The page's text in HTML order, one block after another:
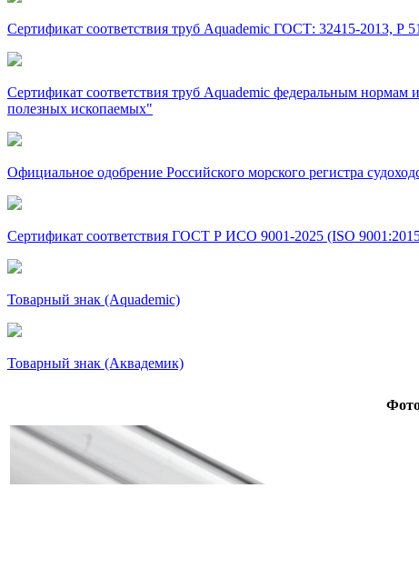
Сертификат соответствия труб Aquademic ГОСТ: 32415-2013, Р
Сертификат соответствия труб Aquademic федеральным
полезных ископаемых"
Официальное одобрение Российского морского регистра
Сертификат соответствия ГОСТ Р ИСО 9001-2025 (ISO
Товарный знак (Aquademic)
Товарный знак (Аквадемик)